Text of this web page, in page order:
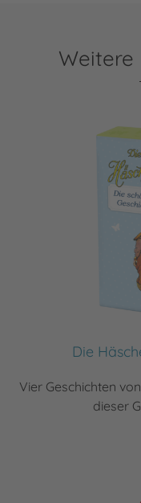
Weitere
Die
Vier Geschichten
dieser